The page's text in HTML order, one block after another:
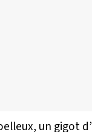
un gigot